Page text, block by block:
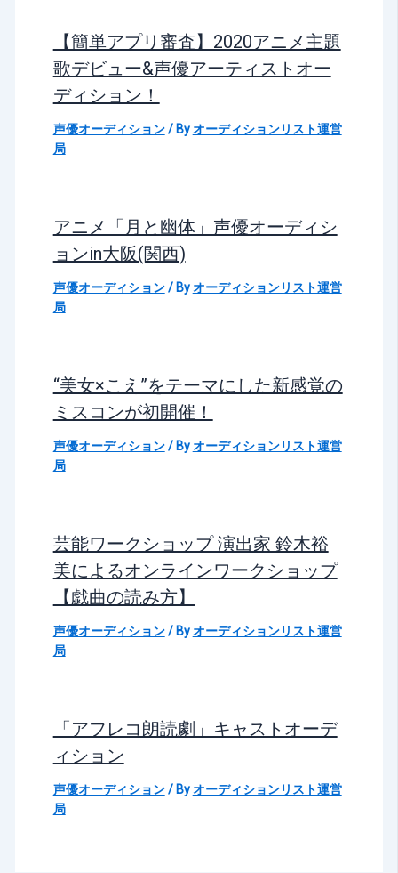
【簡単アプリ審査】2020アニメ主題
歌デビュー&声優アーティストオー
ディション！
声優オーディション/ Byオーディションリスト運営
局
アニメ「月と幽体」声優オーディシ
ョンin大阪(関西)
声優オーディション/ Byオーディションリスト運営
局
“美女×こえ”をテーマにした新感覚の
ミスコンが初開催！
声優オーディション/ Byオーディションリスト運営
局
芸能ワークショップ 演出家 鈴木裕
美によるオンラインワークショップ
【戯曲の読み方】
声優オーディション/ Byオーディションリスト運営
局
「アフレコ朗読劇」キャストオーデ
ィション
声優オーディション/ Byオーディションリスト運営
局